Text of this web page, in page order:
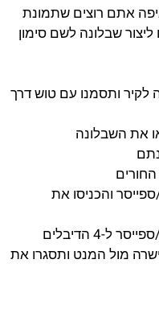
אתם רוצים שתמונת
שבלונה לשם סימון
ותסמנו עם טוש דרך
את השבלונה
והכניסו את
4 הדיבלים
מול המנט ותסגרו את